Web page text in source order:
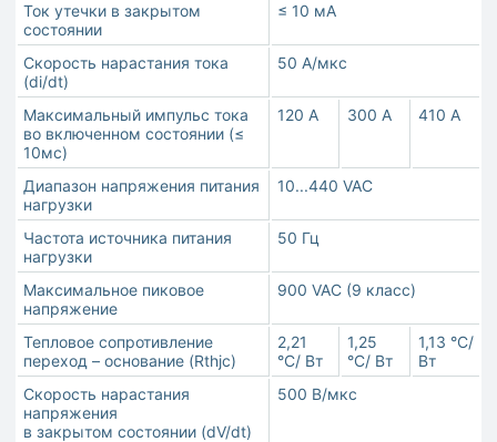
Ток утечки в закрытом
состоянии
≤ 10 мА
Скорость нарастания тока
(di/dt)
50 А/мкс
Максимальный импульс тока
во включенном состоянии (≤
10мс)
120 А 300 А 410 А
Диапазон напряжения питания
нагрузки
10...440 VAC
Частота источника питания
нагрузки
50 Гц
Максимальное пиковое
напряжение
900 VAC (9 класс)
Тепловое сопротивление
переход – основание (Rthjc)
2,21
°С/ Вт
1,25
°С/ Вт
1,13 °С/
Вт
Скорость нарастания
напряжения
в закрытом состоянии (dV/dt)
500 В/мкс